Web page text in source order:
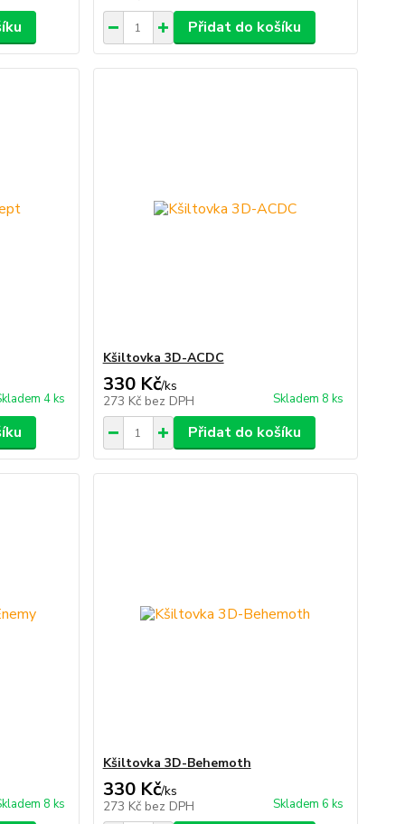
Přidat do košíku
4 ks
Kšiltovka 3D-ACDC
330 Kč/ks
273 Kč bez DPH Skladem 8 ks
Přidat do košíku
8 ks
Kšiltovka 3D-Behemoth
330 Kč/ks
273 Kč bez DPH Skladem 6 ks